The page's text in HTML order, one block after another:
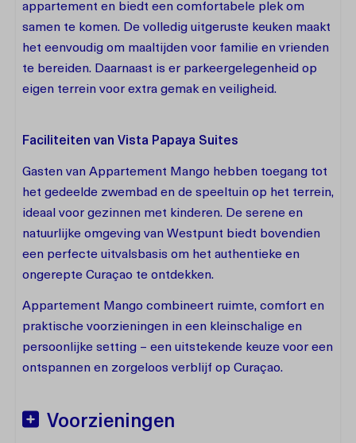
appartement en biedt een comfortabele plek om
samen te komen. De volledig uitgeruste keuken maakt
het eenvoudig om maaltijden voor familie en vrienden
te bereiden. Daarnaast is er parkeergelegenheid op
eigen terrein voor extra gemak en veiligheid.
Faciliteiten van Vista Papaya Suites
Gasten van Appartement Mango hebben toegang tot
het gedeelde zwembad en de speeltuin op het terrein,
ideaal voor gezinnen met kinderen. De serene en
natuurlijke omgeving van Westpunt biedt bovendien
een perfecte uitvalsbasis om het authentieke en
ongerepte Curaçao te ontdekken.
Appartement Mango combineert ruimte, comfort en
praktische voorzieningen in een kleinschalige en
persoonlijke setting – een uitstekende keuze voor een
ontspannen en zorgeloos verblijf op Curaçao.
Voorzieningen